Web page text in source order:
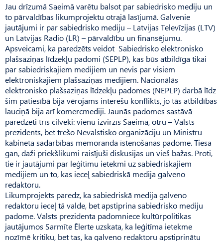
Jau drīzumā Saeimā varētu balsot par sabiedrisko mediju un
to pārvaldības likumprojektu otrajā lasījumā. Galvenie
jautājumi ir par sabiedrisko mediju – Latvijas Televīzijas (LTV)
un Latvijas Radio (LR) – pārvaldību un finansējumu.
Apsveicami, ka paredzēts veidot Sabiedrisko elektronisko
plašsaziņas līdzekļu padomi (SEPLP), kas būs atbildīga tikai
par sabiedriskajiem medijiem un nevis par visiem
elektroniskajiem plašsaziņas medijiem. Nacionālās
elektronisko plašsaziņas līdzekļu padomes (NEPLP) darbā līdz
šim patiesībā bija vērojams interešu konflikts, jo tās atbildības
lauciņā bija arī komercmediji. Jaunās padomes sastāvā
paredzēti trīs cilvēki: vienu izvirzīs Saeima, otru – Valsts
prezidents, bet trešo Nevalstisko organizāciju un Ministru
kabineta sadarbības memoranda īstenošanas padome. Tiesa
gan, daži priekšlikumi raisījuši diskusijas un vieš bažas. Proti,
tie ir jautājumi par leģitīmu ietekmi uz sabiedriskajiem
medijiem un to, kas ieceļ sabiedriskā medija galveno
redaktoru.
Likumprojekts paredz, ka sabiedriskā medija galveno
redaktoru ieceļ tā valde, bet apstiprina sabiedrisko mediju
padome. Valsts prezidenta padomniece kultūrpolitikas
jautājumos Sar­mīte Ēlerte uzskata, ka leģitīma ietekme
nozīmē kritiku, bet tas, ka galveno redaktoru apstiprinātu